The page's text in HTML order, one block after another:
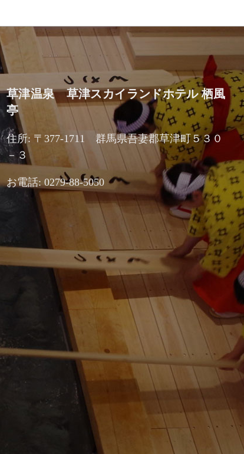
草津温泉 草津スカイランドホテル 栖風
亭
住所: 〒377-1711 群馬県吾妻郡草津町５３０
－３
お電話: 0279-88-5050